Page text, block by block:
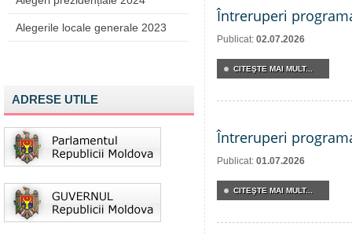
Alegerile locale generale 2023
ADRESE UTILE
Întreruperi
Publicat: 02.07.2026
CITEŞTE MAI MULT...
Întreruperi
Publicat: 01.07.2026
CITEŞTE MAI MULT...